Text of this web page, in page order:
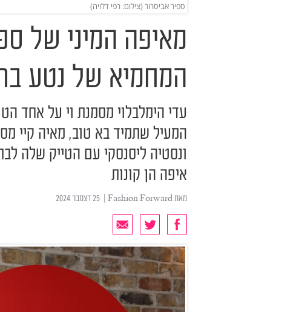
ספיר אביסרור (צילום: רפי דלויה)
מאיפה המיני של
המחמיא של נטע
עדי הימלבלוי מסמנת וי על אחד
המעיל שתמיד בא טוב, מאיה
ונסטיה ליסנסקי עם הטייק שלה
איפה הן קונות
מאתFashion Forward